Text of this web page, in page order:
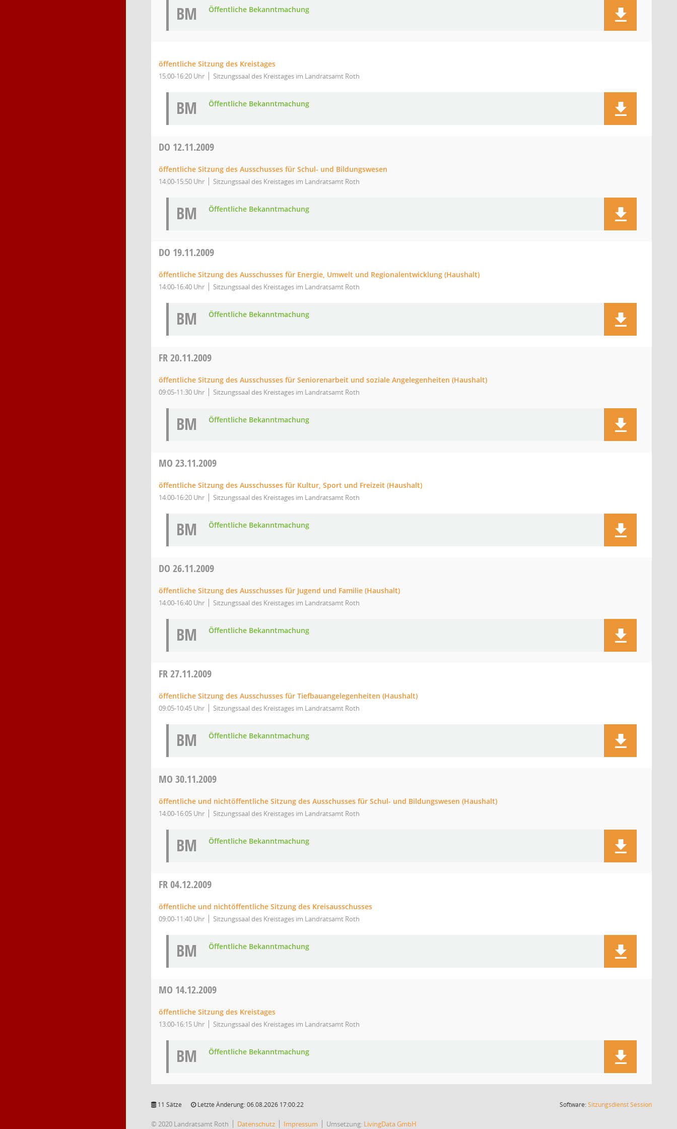
BM Öffentliche Bekanntmachung
öffentliche Sitzung des Kreistages
15:00-16:20 Uhr Sitzungssaal des Kreistages im Landratsamt Roth
BM Öffentliche Bekanntmachung
DO 12.11.2009
öffentliche Sitzung des Ausschusses für Schul- und Bildungswesen
14:00-15:50 Uhr Sitzungssaal des Kreistages im Landratsamt Roth
BM Öffentliche Bekanntmachung
DO 19.11.2009
öffentliche Sitzung des Ausschusses für Energie, Umwelt und Regionalentwicklung (Haushalt)
14:00-16:40 Uhr Sitzungssaal des Kreistages im Landratsamt Roth
BM Öffentliche Bekanntmachung
FR20.11.2009
öffentliche Sitzung des Ausschusses für Seniorenarbeit und soziale Angelegenheiten (Haushalt)
09:05-11:30 Uhr Sitzungssaal des Kreistages im Landratsamt Roth
BM Öffentliche Bekanntmachung
MO 23.11.2009
öffentliche Sitzung des Ausschusses für Kultur, Sport und Freizeit (Haushalt)
14:00-16:20 Uhr Sitzungssaal des Kreistages im Landratsamt Roth
BM Öffentliche Bekanntmachung
DO 26.11.2009
öffentliche Sitzung des Ausschusses für Jugend und Familie (Haushalt)
14:00-16:40 Uhr Sitzungssaal des Kreistages im Landratsamt Roth
BM Öffentliche Bekanntmachung
FR27.11.2009
öffentliche Sitzung des Ausschusses für Tiefbauangelegenheiten (Haushalt)
09:05-10:45 Uhr Sitzungssaal des Kreistages im Landratsamt Roth
BM Öffentliche Bekanntmachung
MO 30.11.2009
öffentliche und nichtöffentliche Sitzung des Ausschusses für Schul- und Bildungswesen (Haushalt)
14:00-16:05 Uhr Sitzungssaal des Kreistages im Landratsamt Roth
BM Öffentliche Bekanntmachung
FR04.12.2009
öffentliche und nichtöffentliche Sitzung des Kreisausschusses
09:00-11:40 Uhr Sitzungssaal des Kreistages im Landratsamt Roth
BM Öffentliche Bekanntmachung
MO 14.12.2009
öffentliche Sitzung des Kreistages
13:00-16:15 Uhr Sitzungssaal des Kreistages im Landratsamt Roth
BM Öffentliche Bekanntmachung
11 Sätze Letzte Änderung: 06.08.2026 17:00:22 Software:SitzungsdienstSession(Wird in
© 2020 Landratsamt Roth Datenschutz Impressum Umsetzung: LivingData GmbH